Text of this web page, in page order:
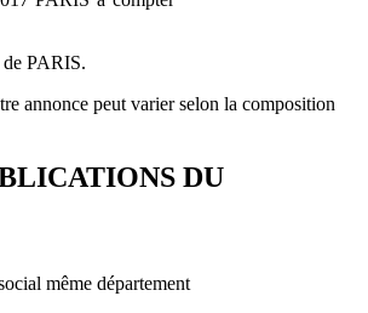
PARIS.
annonce peut varier selon la composition
DU
même département